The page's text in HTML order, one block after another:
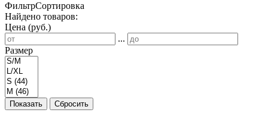
ФильтрСортировка
Найдено товаров:
Цена (руб.)
...
Размер
Показать Сбросить